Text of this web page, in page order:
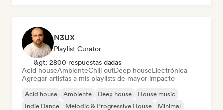
N3UX
Playlist Curator
&gt; 2800 respuestas dadas
Acid houseAmbienteChill outDeep houseElectrónica
Agregar artistas a mis playlists de mayor impacto
Acid house Ambiente Deep house
House music
Indie Dance
Melodic & Progressive House
Minimal